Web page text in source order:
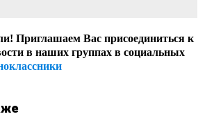
Приглашаем Вас присоединиться к
в наших группах в социальных